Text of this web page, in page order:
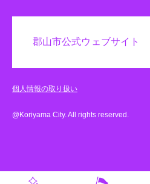
郡山市公式ウェブサイト
個人情報の取り扱い
@Koriyama City. All rights reserved.